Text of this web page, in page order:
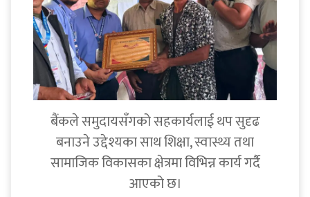
बैंकले समुदायसँगको सहकार्यलाई थप सुदृढ
बनाउने उद्देश्यका साथ शिक्षा, स्वास्थ्य तथा
सामाजिक विकासका क्षेत्रमा विभिन्न कार्य गर्दै
आएको छ।